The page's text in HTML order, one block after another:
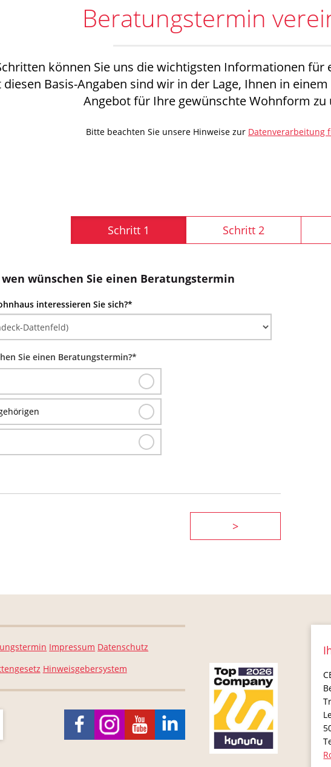
Beratungstermin
können Sie uns die wichtigsten Informationen
diesen Basis-Angaben sind wir in der Lage, Ihnen in
Angebot für Ihre gewünschte Wohnform
Bitte beachten Sie unsere Hinweise zur Datenverarbeitung
Schritt 1 Schritt 2
wünschen Sie einen Beratungstermin
interessieren Sie sich?*
Sie einen Beratungstermin?*
>
Impressum Datenschutz
Hinweisgebersystem